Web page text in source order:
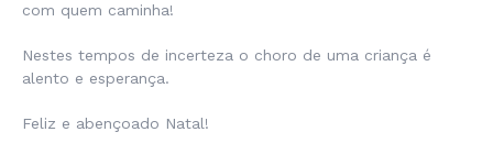
com quem caminha!
Nestes tempos de incerteza o choro de uma criança é
alento e esperança.
Feliz e abençoado Natal!